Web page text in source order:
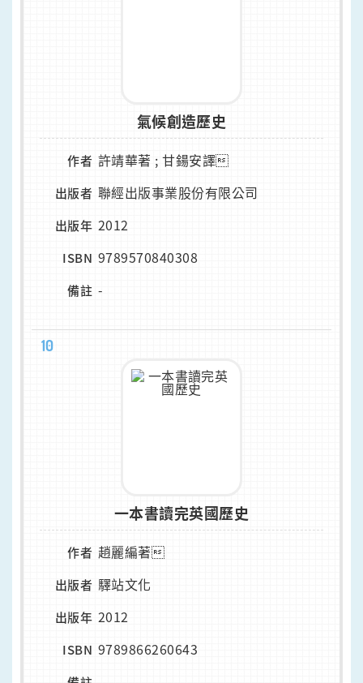
氣候創造歷史
作者 許靖華著 ; 甘鍚安譯
出版者 聯經出版事業股份有限公司
出版年 2012
ISBN 9789570840308
備註 -
10
一本書讀完英國歷史
作者 趙麗編著
出版者 驛站文化
出版年 2012
ISBN 9789866260643